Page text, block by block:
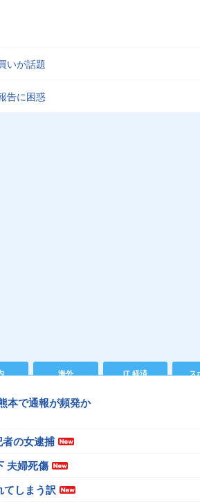
いが話題
告に困惑
海外 IT 経済 ス
本で通報が頻発か
の女逮捕
夫婦死傷
てしまう訳